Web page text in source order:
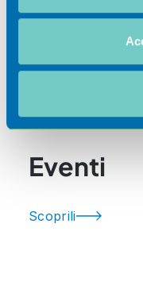
Utilizziamo i cookie
analizzare il nostro
informazioni sul
pubblicità e social
raccolto dal suo
Eventi
Scoprili